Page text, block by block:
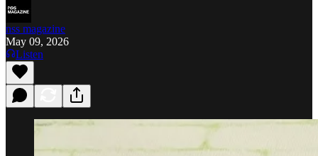
nss magazine
May 09, 2026
Listen